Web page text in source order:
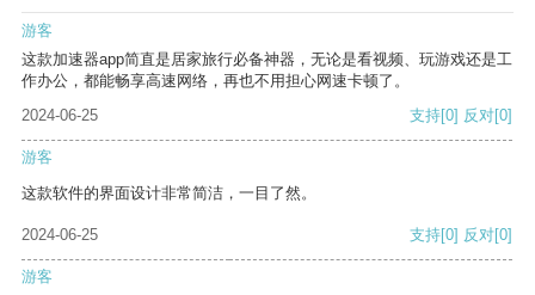
游客
这款加速器app简直是居家旅行必备神器，无论是看视频、玩游戏还是工
作办公，都能畅享高速网络，再也不用担心网速卡顿了。
2024-06-25
支持[0] 反对[0]
游客
这款软件的界面设计非常简洁，一目了然。
2024-06-25 支持[0] 反对[0]
游客